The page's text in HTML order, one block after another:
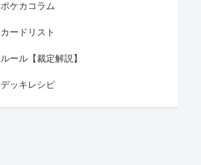
ポケカコラム
カードリスト
ルール【裁定解説】
デッキレシピ